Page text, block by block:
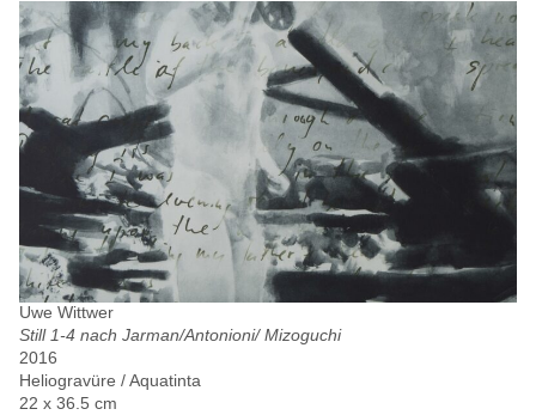
Uwe Wittwer
Still 1-4 nach Jarman/Antonioni/ Mizoguchi
2016
Heliogravüre / Aquatinta
22 x 36.5 cm